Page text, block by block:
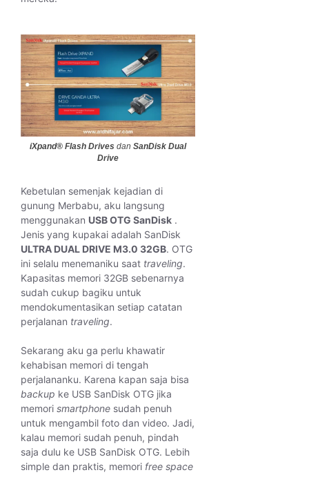
iXpand® Flash Drives danSanDisk Dual
Drive
Kebetulan semenjak kejadian di
gunung Merbabu, aku langsung
menggunakan USB OTG SanDisk .
Jenis yang kupakai adalah SanDisk
ULTRA DUAL DRIVE M3.0 32GB. OTG
ini selalu menemaniku saat traveling.
Kapasitas memori 32GB sebenarnya
sudah cukup bagiku untuk
mendokumentasikan setiap catatan
perjalanan traveling.
Sekarang aku ga perlu khawatir
kehabisan memori di tengah
perjalananku. Karena kapan saja bisa
backup ke USB SanDisk OTG jika
memori smartphone sudah penuh
untuk mengambil foto dan video. Jadi,
kalau memori sudah penuh, pindah
saja dulu ke USB SanDisk OTG. Lebih
simple dan praktis, memori free space